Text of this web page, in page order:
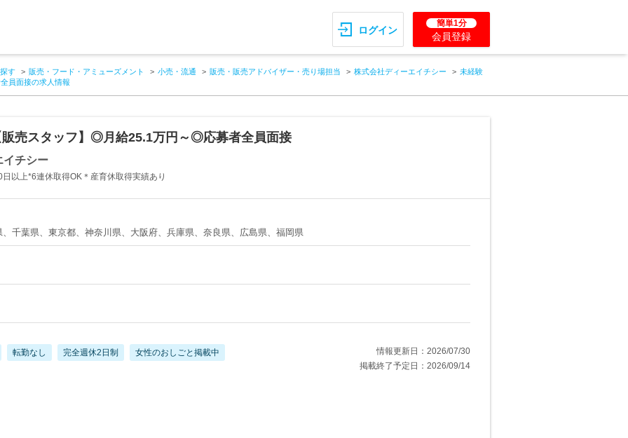
ログイン
簡単1分
会員登録
す 販売・フード・アミューズメント 小売・流通 販売・販売アドバイザー・売り場担当 株式会社ディーエイチシー
未経験
員面接の求人情報
販売スタッフ】◎月給25.1万円～◎応募者全員面接
イチシー
以上*6連休取得OK＊産育休取得実績あり
千葉県、東京都、神奈川県、大阪府、兵庫県、奈良県、広島県、福岡県
転勤なし 完全週休2日制 女性のおしごと掲載中
情報更新日：2026/07/30
掲載終了予定日：2026/09/14